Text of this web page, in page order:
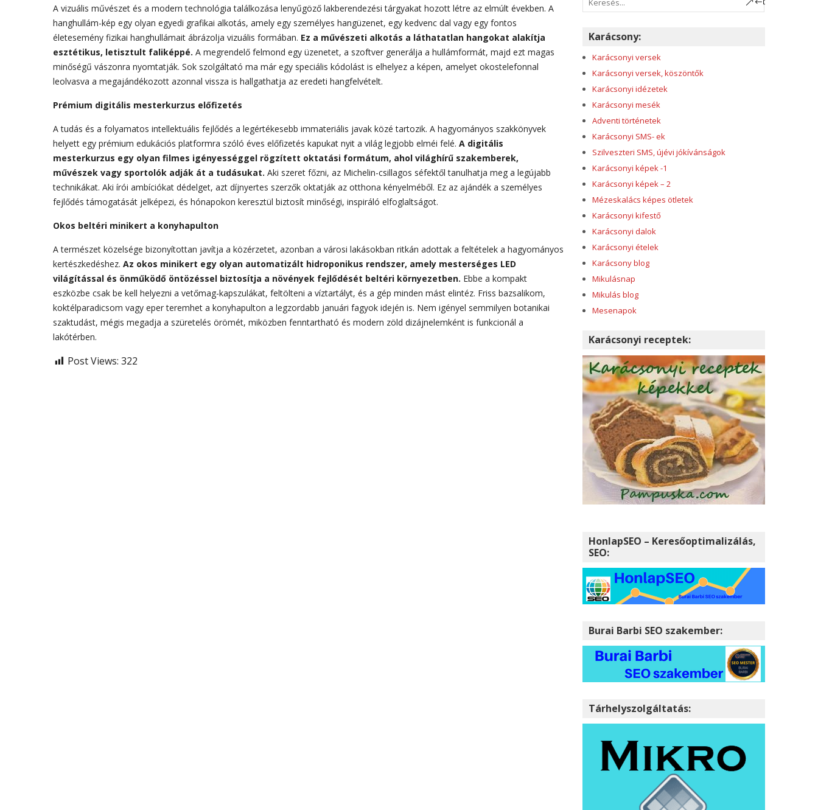
A vizuális művészet és a modern technológia találkozása lenyűgöző lakberendezési tárgyakat hozott létre az elmúlt években. A
hanghullám-kép egy olyan egyedi grafikai alkotás, amely egy személyes hangüzenet, egy kedvenc dal vagy egy fontos
életesemény fizikai hanghullámait ábrázolja vizuális formában. Ez a művészeti alkotás a láthatatlan hangokat alakítja
esztétikus, letisztult faliképpé. A megrendelő felmond egy üzenetet, a szoftver generálja a hullámformát, majd ezt magas
minőségű vászonra nyomtatják. Sok szolgáltató ma már egy speciális kódolást is elhelyez a képen, amelyet okostelefonnal
leolvasva a megajándékozott azonnal vissza is hallgathatja az eredeti hangfelvételt.
Prémium digitális mesterkurzus előfizetés
A tudás és a folyamatos intellektuális fejlődés a legértékesebb immateriális javak közé tartozik. A hagyományos szakkönyvek
helyett egy prémium edukációs platformra szóló éves előfizetés kapukat nyit a világ legjobb elméi felé. A digitális
mesterkurzus egy olyan filmes igényességgel rögzített oktatási formátum, ahol világhírű szakemberek,
művészek vagy sportolók adják át a tudásukat. Aki szeret főzni, az Michelin-csillagos séfektől tanulhatja meg a legújabb
technikákat. Aki írói ambíciókat dédelget, azt díjnyertes szerzők oktatják az otthona kényelméből. Ez az ajándék a személyes
fejlődés támogatását jelképezi, és hónapokon keresztül biztosít minőségi, inspiráló elfoglaltságot.
Okos beltéri minikert a konyhapulton
A természet közelsége bizonyítottan javítja a közérzetet, azonban a városi lakásokban ritkán adottak a feltételek a hagyományos
kertészkedéshez. Az okos minikert egy olyan automatizált hidroponikus rendszer, amely mesterséges LED
világítással és önműködő öntözéssel biztosítja a növények fejlődését beltéri környezetben. Ebbe a kompakt
eszközbe csak be kell helyezni a vetőmag-kapszulákat, feltölteni a víztartályt, és a gép minden mást elintéz. Friss bazsalikom,
koktélparadicsom vagy eper teremhet a konyhapulton a legzordabb januári fagyok idején is. Nem igényel semmilyen botanikai
szaktudást, mégis megadja a szüretelés örömét, miközben fenntartható és modern zöld dizájnelemként is funkcionál a
lakótérben.
Post Views: 322
Karácsony:
Karácsonyi versek
Karácsonyi versek, köszöntők
Karácsonyi idézetek
Karácsonyi mesék
Adventi történetek
Karácsonyi SMS- ek
Szilveszteri SMS, újévi jókívánságok
Karácsonyi képek -1
Karácsonyi képek – 2
Mézeskalács képes ötletek
Karácsonyi kifestő
Karácsonyi dalok
Karácsonyi ételek
Karácsony blog
Mikulásnap
Mikulás blog
Mesenapok
Karácsonyi receptek:
HonlapSEO – Keresőoptimalizálás,
SEO:
Burai Barbi SEO szakember:
Tárhelyszolgáltatás: